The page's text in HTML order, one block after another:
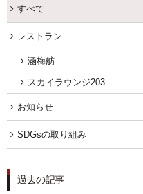
すべて
レストラン
涵梅舫
スカイラウンジ203
お知らせ
SDGsの取り組み
過去の記事